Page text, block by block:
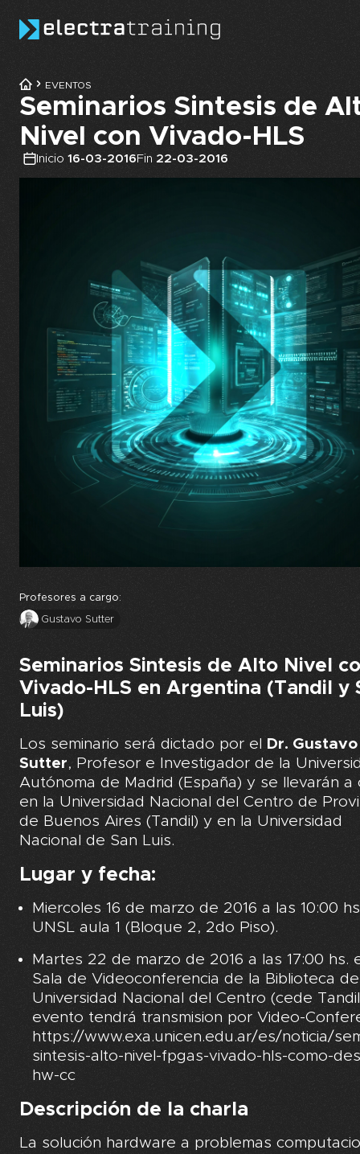
EVENTOS
Seminarios Sintesis de
Nivel con Vivado-HLS
Inicio 16-03-2016Fin 22-03-2016
Profesores a cargo:
Gustavo Sutter
Seminarios Sintesis de Alto Nivel
Vivado-HLS en Argentina (Tandil y
Luis)
Los seminario será dictado por el
Dr. Gustavo
Sutter, Profesor e Investigador de la
Autónoma de Madrid (España) y se llevarán a
en la Universidad Nacional del Centro de
de Buenos Aires (Tandil) y en la Universidad
Nacional de San Luis.
Lugar y fecha:
Miercoles 16 de marzo de 2016 a las 10:00
UNSL aula 1 (Bloque 2, 2do Piso).
Martes 22 de marzo de 2016 a las 17:00 hs.
Sala de Videoconferencia de la Biblioteca
Universidad Nacional del Centro (cede
evento tendrá transmision por Video-
https://www.exa.unicen.edu.ar/es/noticia/
sintesis-alto-nivel-fpgas-vivado-hls-como-
hw-cc
Descripción de la charla
La solución hardware a problemas